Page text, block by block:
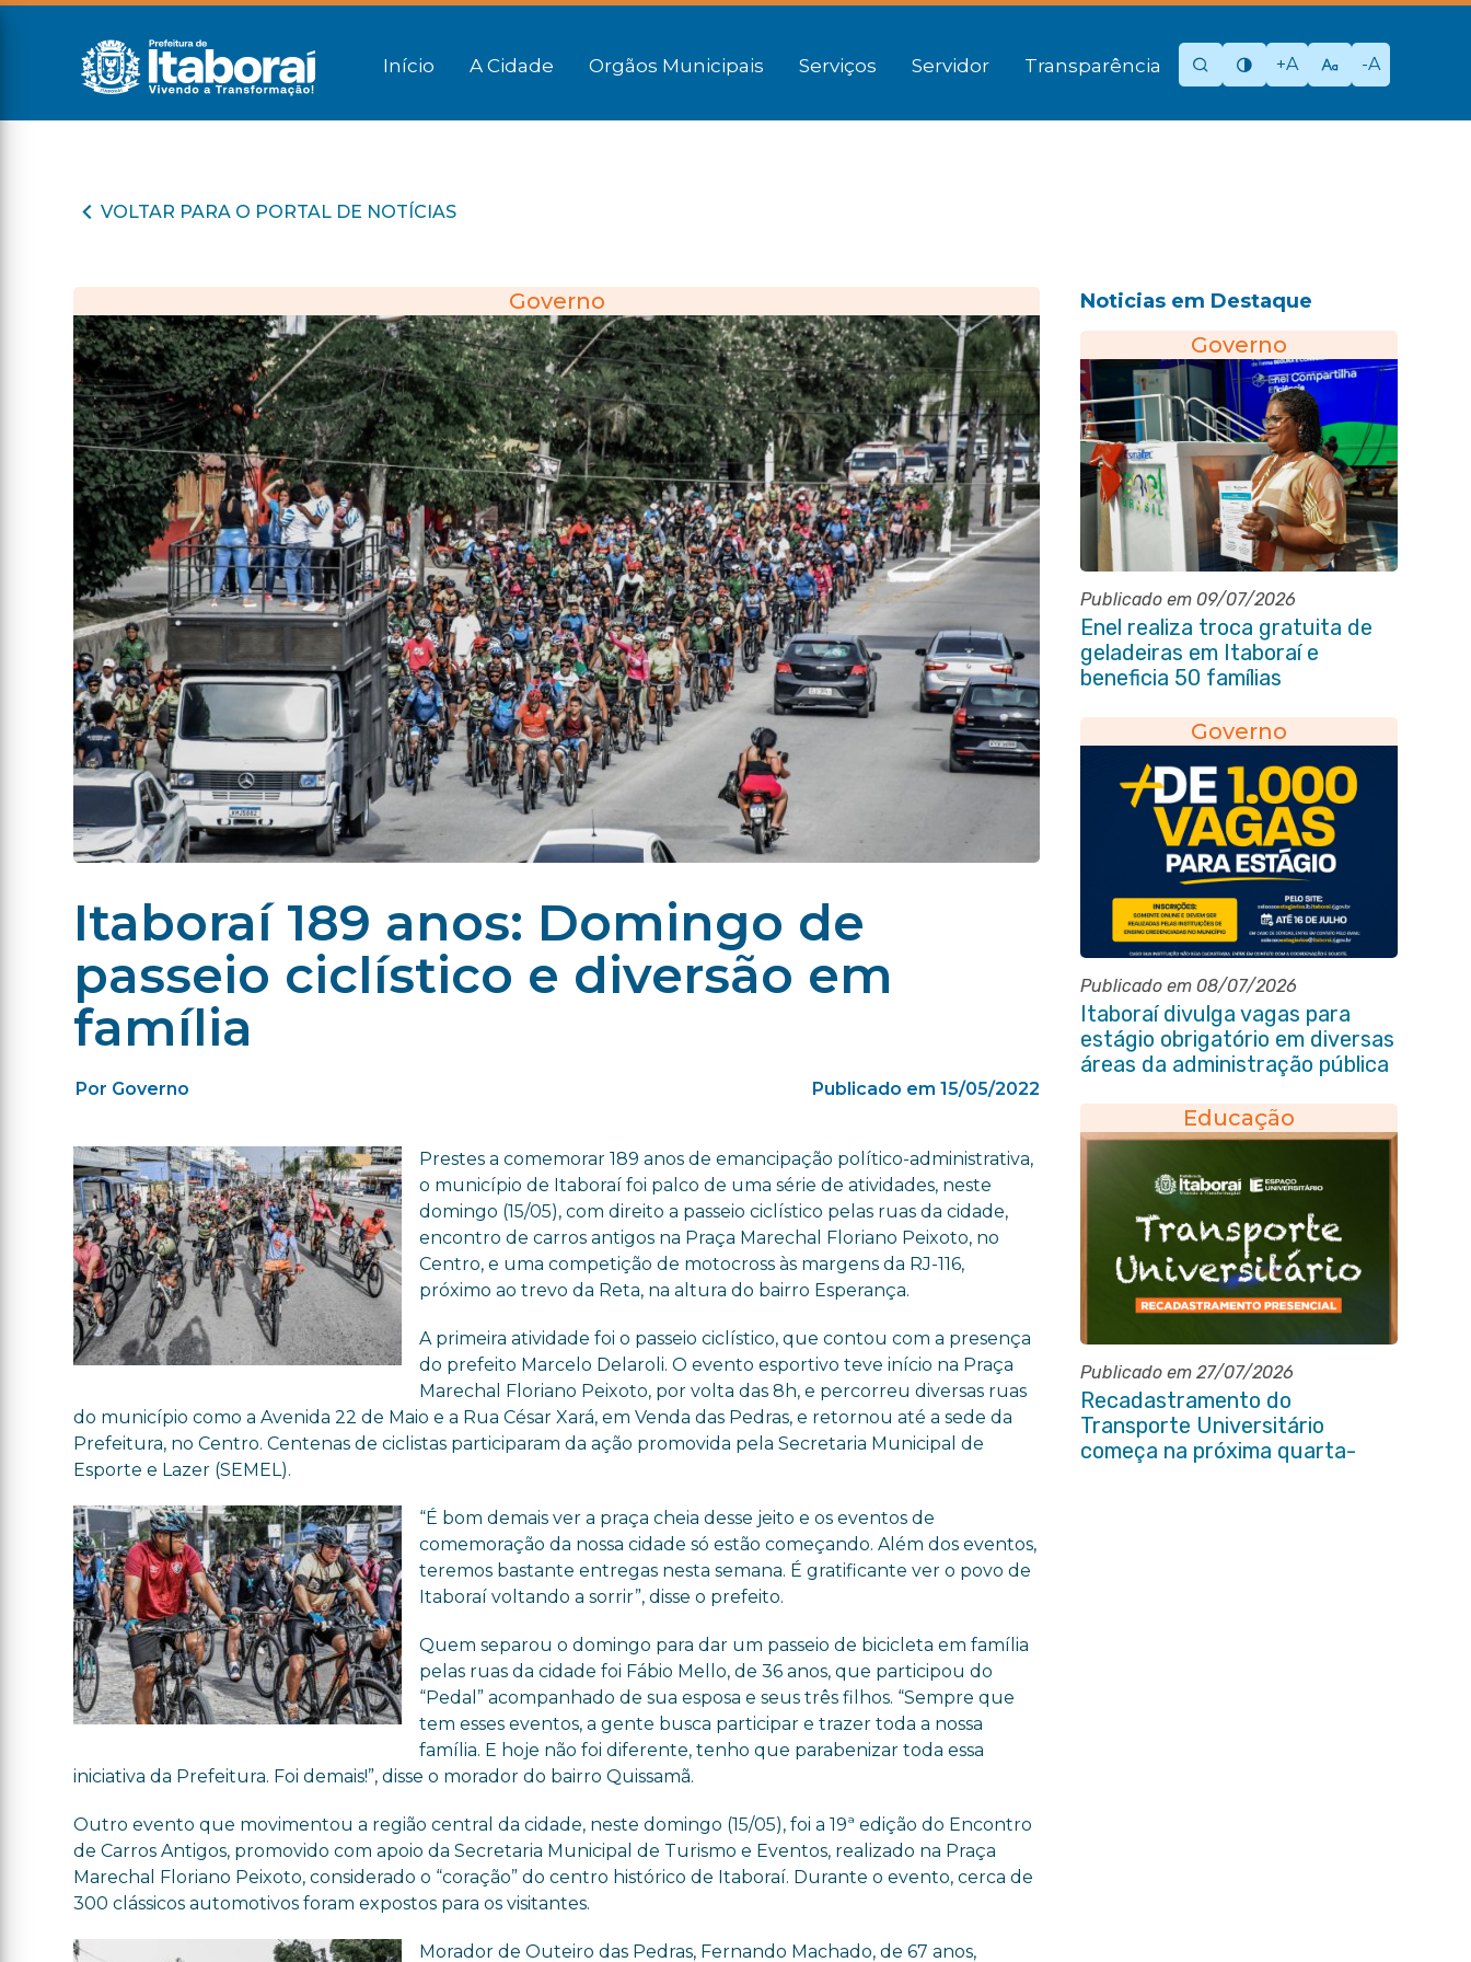
Início A Cidade Orgãos Municipais Serviços Servidor Transparência +A -A
VOLTAR PARA O PORTAL DE NOTÍCIAS
Governo
Itaboraí 189 anos: Domingo de
passeio ciclístico e diversão em
família
Por Governo Publicado em 15/05/2022
Prestes a comemorar 189 anos de emancipação político-administrativa,
o município de Itaboraí foi palco de uma série de atividades, neste
domingo (15/05), com direito a passeio ciclístico pelas ruas da cidade,
encontro de carros antigos na Praça Marechal Floriano Peixoto, no
Centro, e uma competição de motocross às margens da RJ-116,
próximo ao trevo da Reta, na altura do bairro Esperança.
A primeira atividade foi o passeio ciclístico, que contou com a presença
do prefeito Marcelo Delaroli. O evento esportivo teve início na Praça
Marechal Floriano Peixoto, por volta das 8h, e percorreu diversas ruas
do município como a Avenida 22 de Maio e a Rua César Xará, em Venda das Pedras, e retornou até a sede da
Prefeitura, no Centro. Centenas de ciclistas participaram da ação promovida pela Secretaria Municipal de
Esporte e Lazer (SEMEL).
“É bom demais ver a praça cheia desse jeito e os eventos de
comemoração da nossa cidade só estão começando. Além dos eventos,
teremos bastante entregas nesta semana. É gratificante ver o povo de
Itaboraí voltando a sorrir”, disse o prefeito.
Quem separou o domingo para dar um passeio de bicicleta em família
pelas ruas da cidade foi Fábio Mello, de 36 anos, que participou do
“Pedal” acompanhado de sua esposa e seus três filhos. “Sempre que
tem esses eventos, a gente busca participar e trazer toda a nossa
família. E hoje não foi diferente, tenho que parabenizar toda essa
iniciativa da Prefeitura. Foi demais!”, disse o morador do bairro Quissamã.
Outro evento que movimentou a região central da cidade, neste domingo (15/05), foi a 19ª edição do Encontro
de Carros Antigos, promovido com apoio da Secretaria Municipal de Turismo e Eventos, realizado na Praça
Marechal Floriano Peixoto, considerado o “coração” do centro histórico de Itaboraí. Durante o evento, cerca de
300 clássicos automotivos foram expostos para os visitantes.
Morador de Outeiro das Pedras, Fernando Machado, de 67 anos,
Noticias em Destaque
Governo
Publicado em 09/07/2026
Enel realiza troca gratuita de
geladeiras em Itaboraí e
beneficia 50 famílias
Governo
Publicado em 08/07/2026
Itaboraí divulga vagas para
estágio obrigatório em diversas
áreas da administração pública
Educação
Publicado em 27/07/2026
Recadastramento do
Transporte Universitário
começa na próxima quarta-